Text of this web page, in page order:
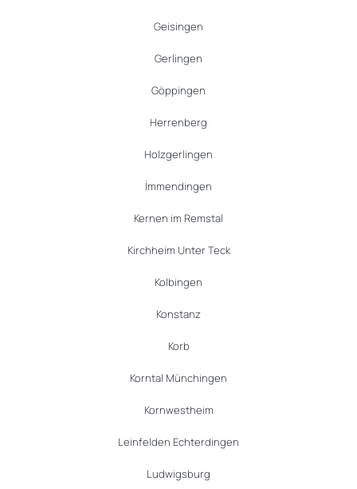
Geisingen
Gerlingen
Göppingen
Herrenberg
Holzgerlingen
İmmendingen
Kernen im Remstal
Kirchheim Unter Teck
Kolbingen
Konstanz
Korb
Korntal Münchingen
Kornwestheim
Leinfelden Echterdingen
Ludwigsburg